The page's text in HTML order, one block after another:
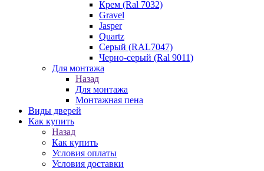
Крем (Ral 7032)
Gravel
Jasper
Quartz
Серый (RAL7047)
Черно-серый (Ral 9011)
Для монтажа
Назад
Для монтажа
Монтажная пена
Виды дверей
Как купить
Назад
Как купить
Условия оплаты
Условия доставки